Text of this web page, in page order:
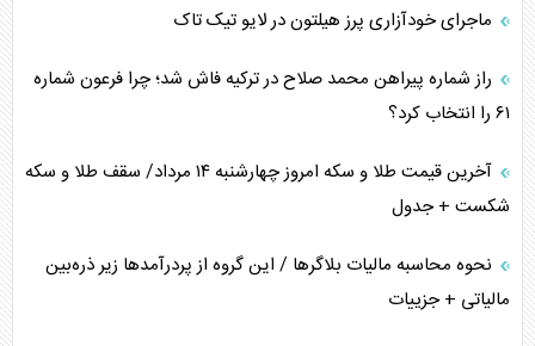
همسویی عربستان با سنتکام علیه متحدان ایران
ترامپ و توهم خلع سلاح حماس
ماجرای خودآزاری پرز هیلتون در لایو تیک تاک
راز شماره پیراهن محمد صلاح در ترکیه فاش شد؛ چرا فرعون شماره
۶۱ را انتخاب کرد؟
آخرین قیمت طلا و سکه امروز چهارشنبه ۱۴ مرداد/ سقف طلا و سکه
شکست + جدول
نحوه محاسبه مالیات بلاگر‌ها / این گروه از پردرآمد‌ها زیر ذره‌بین
مالیاتی + جزییات